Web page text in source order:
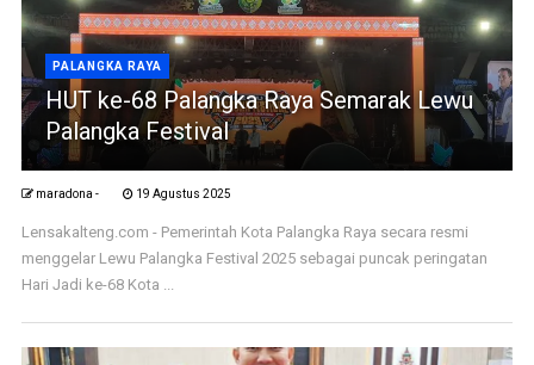
PALANGKA RAYA
HUT ke-68 Palangka Raya Semarak Lewu
Palangka Festival
maradona - 19 Agustus 2025
Lensakalteng.com - Pemerintah Kota Palangka Raya secara resmi
menggelar Lewu Palangka Festival 2025 sebagai puncak peringatan
Hari Jadi ke-68 Kota ...